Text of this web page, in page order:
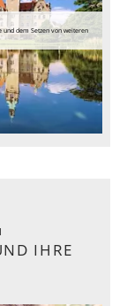
und dem Setzen von weiteren
IHRE